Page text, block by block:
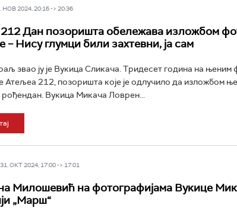
2024, 20:16 -> 20:36
Дан позоришта обележава изложбом
– Нису глумци били захтевни, ја сам
звао ју је Вукица Сликача. Тридесет година на њеним
Атељеа 212, позоришта које је одлучило да изложбом
Вукица Микача Ловрен...
ОКТ 2024, 17:00 -> 17:01
Милошевић на фотографијама Вукице
„Марш“